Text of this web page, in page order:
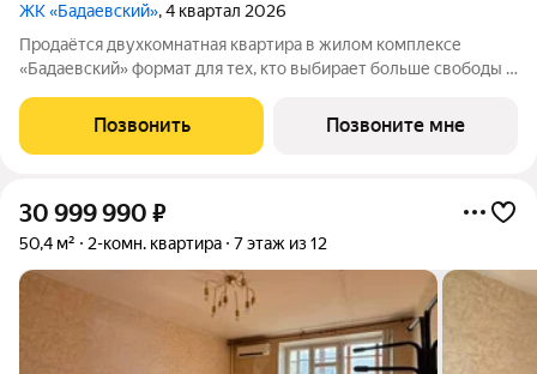
ЖК «Бадаевский», 4 квартал 2026
Продаётся двухкомнатная квартира в жилом комплексе
«Бадаевский» формат для тех, кто выбирает больше свободы и
света, открытых видов и архитектуры вокруг формирует
ощущение жизни на высоте.
Позвонить Позвоните мне
30 999 990 ₽
50,4 м² 2-комн. квартира 7 этаж из 12